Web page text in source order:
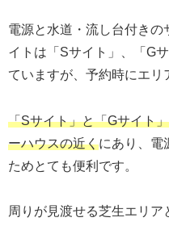
電源と水道・流し台付き
イトは「Sサイト」、「G
ていますが、予約時にエリ
「Sサイト」と「Gサイト
ーハウスの近くにあり、電
ためとても便利です。
周りが見渡せる芝生エリ